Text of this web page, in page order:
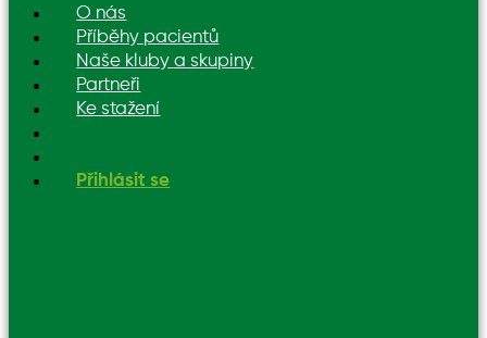
O nás
Příběhy pacientů
Naše kluby a skupiny
Partneři
Ke stažení
Přihlásit se